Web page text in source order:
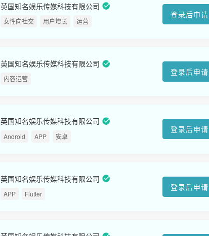
英国知名娱乐传媒科技有限公司
女性向社交 用户增长 运营
登录后申请
英国知名娱乐传媒科技有限公司
内容运营
登录后申请
英国知名娱乐传媒科技有限公司
Android APP 安卓
登录后申请
英国知名娱乐传媒科技有限公司
APP Flutter
登录后申请